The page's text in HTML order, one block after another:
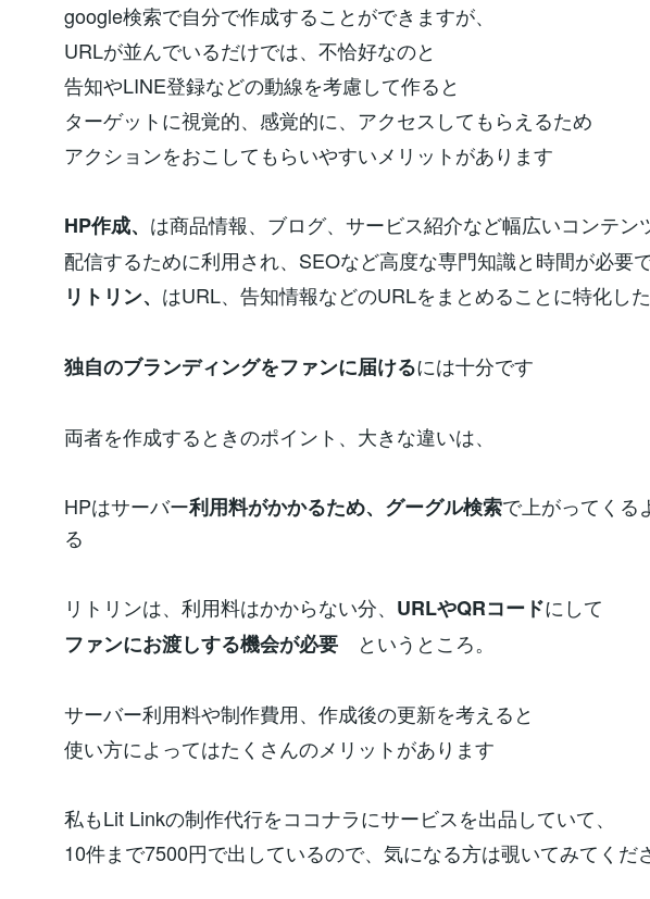
google検索で自分で作成することができますが、
URLが並んでいるだけでは、不恰好なのと
告知やLINE登録などの動線を考慮して作ると
ターゲットに視覚的、感覚的に、アクセスしてもらえるため
アクションをおこしてもらいやすいメリットがあります
HP作成、 は商品情報、ブログ、サービス紹介など幅広いコンテン
配信するために利用され、SEOなど高度な専門知識と時間が必要
リトリン、 はURL、告知情報などのURLをまとめることに特化し
独自のブランディングをファンに届けるには十分です
両者を作成するときのポイント、大きな違いは、
HPはサーバー利用料がかかるため、グーグル検索で上がってくる
る
リトリンは、利用料はかからない分、 URLやQRコードにして
ファンにお渡しする機会が必要
というところ。
サーバー利用料や制作費用、作成後の更新を考えると
使い方によってはたくさんのメリットがあります
私もLit Linkの制作代行をココナラにサービスを出品していて、
10件まで7500円で出しているので、気になる方は覗いてみてくだ